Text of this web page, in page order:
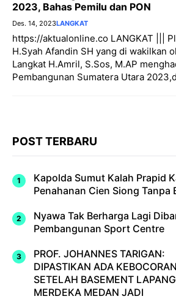
2023, Bahas Pemilu dan PON
Des. 14, 2023LANGKAT
https://aktualonline.co LANGKAT |||
H.Syah Afandin SH yang di wakilkan
Langkat H.Amril, S.Sos, M.AP
Pembangunan Sumatera Utara
POST TERBARU
Kapolda Sumut Kalah Prapid
Penahanan Cien Siong Tanpa
Nyawa Tak Berharga Lagi
Pembangunan Sport Centre
PROF. JOHANNES TARIGAN:
DIPASTIKAN ADA KEBOCORAN
SETELAH BASEMENT
MERDEKA MEDAN JADI